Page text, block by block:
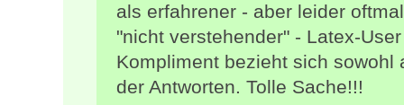
als erfahrener - aber leider
"nicht verstehender" - Latex-
Kompliment bezieht sich sowohl
der Antworten. Tolle Sache!!!